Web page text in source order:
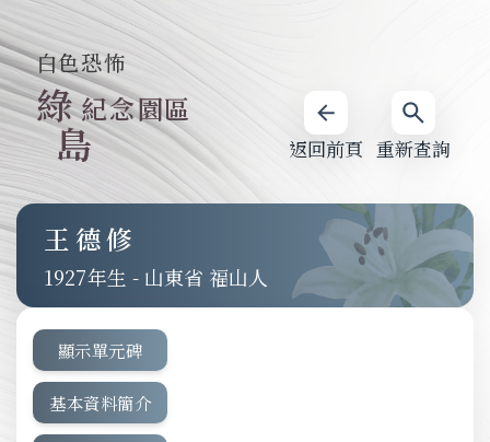
重新查詢
返回前頁
白色恐怖
綠
島
紀念園區
王德修
1927 - 山東省 福山人
顯示單元碑
基本資料簡介